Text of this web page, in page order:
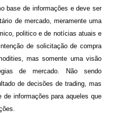
base de informações e deve ser
de mercado, meramente uma
politico e de notícias atuais e
de solicitação de compra
mas somente uma visão
de mercado. Não sendo
de decisões de trading, mas
informações para aqueles que